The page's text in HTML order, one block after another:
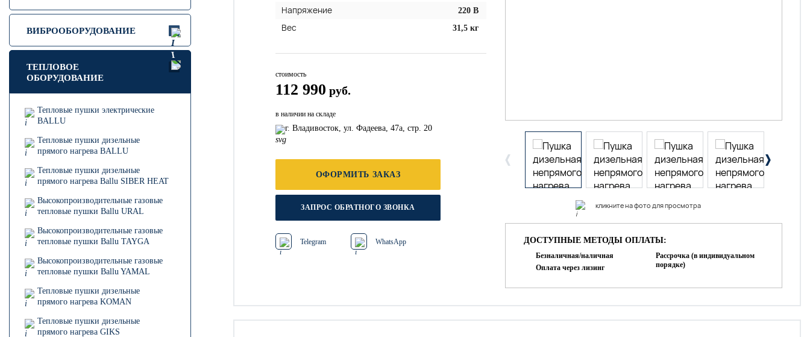
ВИБРООБОРУДОВАНИЕ
ТЕПЛОВОЕ
ОБОРУДОВАНИЕ
Тепловые пушки электрические
BALLU
Тепловые пушки дизельные
прямого нагрева BALLU
Тепловые пушки дизельные
прямого нагрева Ballu SIBER HEAT
Высокопроизводительные газовые
тепловые пушки Ballu URAL
Высокопроизводительные газовые
тепловые пушки Ballu TAYGA
Высокопроизводительные газовые
тепловые пушки Ballu YAMAL
Тепловые пушки дизельные
прямого нагрева KOMAN
Тепловые пушки дизельные
прямого нагрева GIKS
Напряжение 220 В
Вес 31,5 кг
стоимость
112 990 руб.
в наличии на складе
г. Владивосток, ул. Фадеева, 47а, стр. 20
ОФОРМИТЬ ЗАКАЗ
ЗАПРОС ОБРАТНОГО ЗВОНКА
Telegram WhatsApp
кликните на фото для просмотра
ДОСТУПНЫЕ МЕТОДЫ ОПЛАТЫ:
Безналичная/наличная
Оплата через лизинг
Рассрочка (в индивидуальном
порядке)